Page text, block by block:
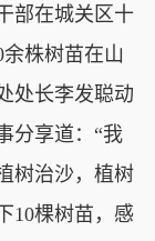
部在城关区十
株树苗在山
处长李发聪动
分享道：“我
树治沙，植树
10棵树苗，感